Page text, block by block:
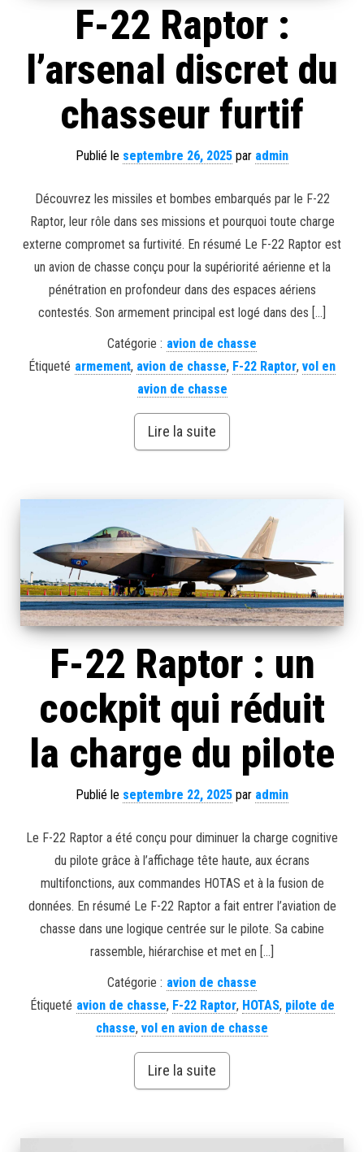
F-22 Raptor :
l’arsenal discret du
chasseur furtif
Publié le septembre 26, 2025 par admin
Découvrez les missiles et bombes embarqués par le F-22
Raptor, leur rôle dans ses missions et pourquoi toute charge
externe compromet sa furtivité. En résumé Le F-22 Raptor est
un avion de chasse conçu pour la supériorité aérienne et la
pénétration en profondeur dans des espaces aériens
contestés. Son armement principal est logé dans des […]
Catégorie : avion de chasse
Étiqueté armement, avion de chasse, F-22 Raptor, vol en
avion de chasse
Lire la suite
F-22 Raptor : un
cockpit qui réduit
la charge du pilote
Publié le septembre 22, 2025 par admin
Le F-22 Raptor a été conçu pour diminuer la charge cognitive
du pilote grâce à l’affichage tête haute, aux écrans
multifonctions, aux commandes HOTAS et à la fusion de
données. En résumé Le F-22 Raptor a fait entrer l’aviation de
chasse dans une logique centrée sur le pilote. Sa cabine
rassemble, hiérarchise et met en […]
Catégorie : avion de chasse
Étiqueté avion de chasse, F-22 Raptor, HOTAS, pilote de
chasse, vol en avion de chasse
Lire la suite